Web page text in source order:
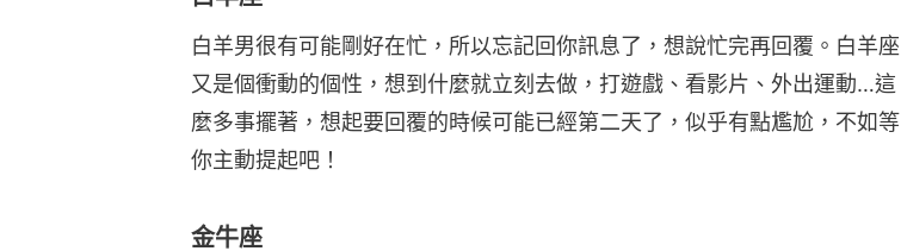
白羊男很有可能剛好在忙，所以忘記回你訊息了，想說忙完再回覆。白羊座
又是個衝動的個性，想到什麼就立刻去做，打遊戲、看影片、外出運動…這
麼多事擺著，想起要回覆的時候可能已經第二天了，似乎有點尷尬，不如等
你主動提起吧！
金牛座